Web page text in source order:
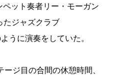
ット奏者リー・モーガン
たジャズクラブ
うに演奏をしていた。
ジ目の合間の休憩時間、